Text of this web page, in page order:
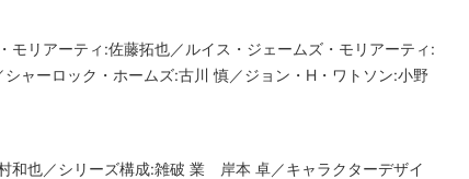
リアーティ:佐藤拓也／ルイス・ジェームズ・モリアーティ:
ャーロック・ホームズ:古川 慎／ジョン・H・ワトソン:小野
和也／シリーズ構成:雑破 業 岸本 卓／キャラクターデザイ